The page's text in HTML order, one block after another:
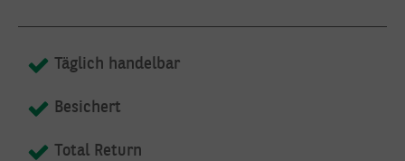
SIE UNS
DIREKT:
Täglich handelbar
Besichert
Total Return